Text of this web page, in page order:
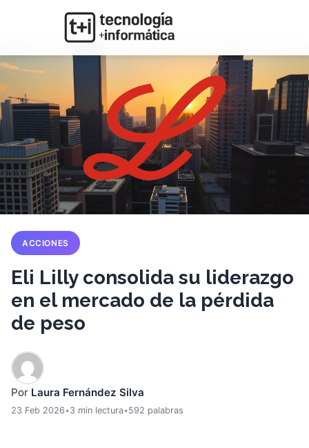
ACCIONES
Eli Lilly consolida su liderazgo
en el mercado de la pérdida
de peso
Por Laura Fernández Silva
23 Feb 2026•3 min lectura•592 palabras